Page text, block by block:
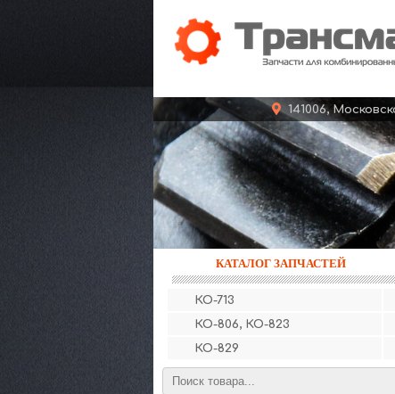
141006,
КАТАЛОГ ЗАПЧАСТЕЙ
КО-713
КО-806, КО-823
КО-829